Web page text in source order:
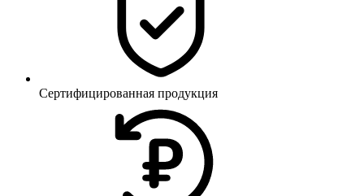
Сертифицированная продукция